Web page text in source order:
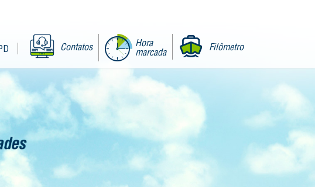
Contatos
Hora
marcada
Filômetro